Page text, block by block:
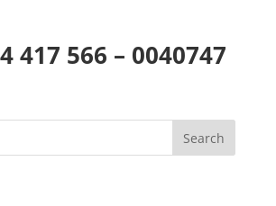
417 566 – 0040747